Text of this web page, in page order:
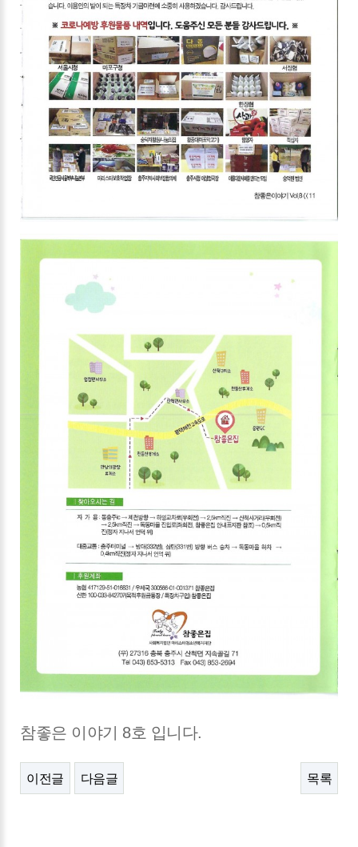
참좋은 이야기 8호 입니다.
이전글 다음글 목록